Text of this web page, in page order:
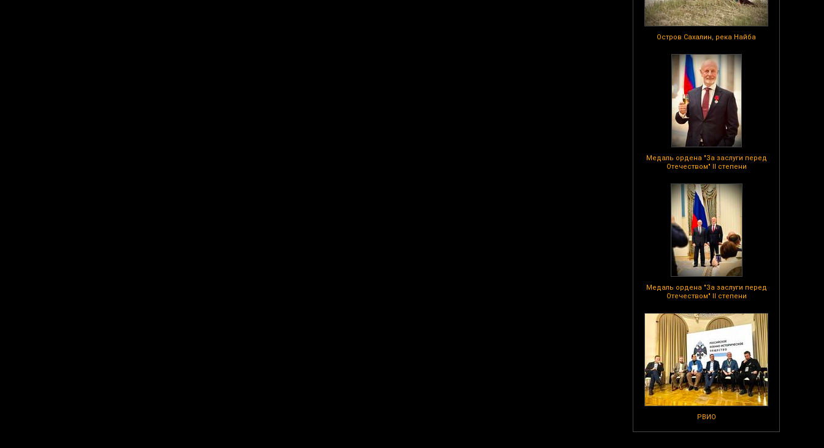
Остров Сахалин, река Найба
Медаль ордена "За заслуги перед
Отечеством" II степени
Медаль ордена "За заслуги перед
Отечеством" II степени
РВИО